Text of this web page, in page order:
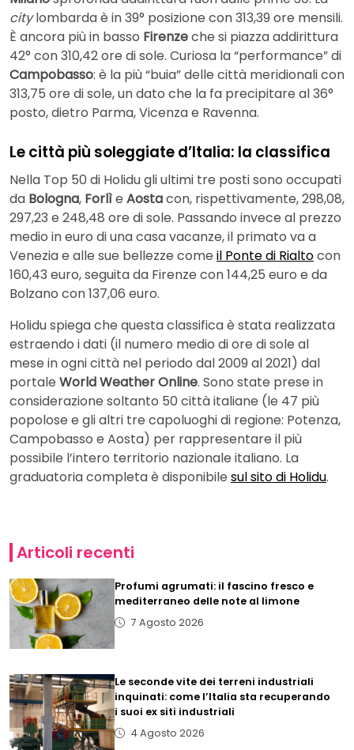
citylombarda è in 39° posizione con 313,39 ore mensili.
È ancora più in basso Firenzeche si piazza addirittura
42° con 310,42 ore di sole. Curiosa la “performance” di
Campobasso: è la più “buia” delle città meridionali con
313,75 ore di sole, un dato che la fa precipitare al 36°
posto, dietro Parma, Vicenza e Ravenna.
Le città più soleggiate d’Italia: la classifica
Nella Top 50 di Holidu gli ultimi tre posti sono occupati
da Bologna, Forlìe Aostacon, rispettivamente, 298,08,
297,23 e 248,48 ore di sole. Passando invece al prezzo
medio in euro di una casa vacanze, il primato va a
Venezia e alle sue bellezze come il Ponte di Rialtocon
160,43 euro, seguita da Firenze con 144,25 euro e da
Bolzano con 137,06 euro.
Holidu spiega che questa classifica è stata realizzata
estraendo i dati (il numero medio di ore di sole al
mese in ogni città nel periodo dal 2009 al 2021) dal
portale World Weather Online. Sono state prese in
considerazione soltanto 50 città italiane (le 47 più
popolose e gli altri tre capoluoghi di regione: Potenza,
Campobasso e Aosta) per rappresentare il più
possibile l’intero territorio nazionale italiano. La
graduatoria completa è disponibile sul sito di Holidu.
Articoli recenti
Profumi agrumati: il fascino fresco e
mediterraneo delle note al limone
7 Agosto 2026
Le seconde vite dei terreni industriali
inquinati: come l’Italia sta recuperando
i suoi ex siti industriali
4 Agosto 2026